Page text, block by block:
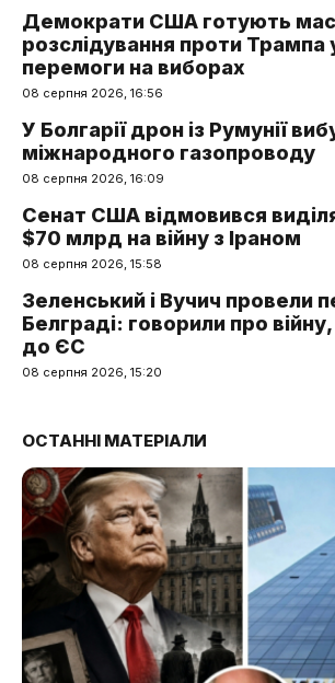
Демократи США готують
розслідування проти Трампа
перемоги на виборах
08 серпня 2026, 16:56
У Болгарії дрон із Румунії
міжнародного газопроводу
08 серпня 2026, 16:09
Сенат США відмовився
$70 млрд на війну з Іраном
08 серпня 2026, 15:58
Зеленський і Вучич провели
Белграді: говорили про
до ЄС
08 серпня 2026, 15:20
ОСТАННІ МАТЕРІАЛИ